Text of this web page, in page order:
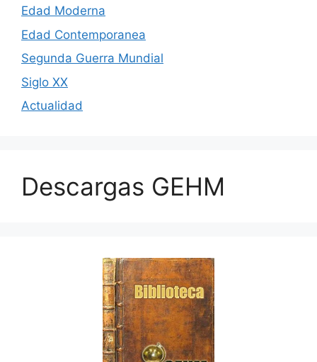
Edad Moderna
Edad Contemporanea
Segunda Guerra Mundial
Siglo XX
Actualidad
Descargas GEHM